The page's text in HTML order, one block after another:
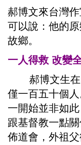
郝博文來台灣
可以說：他的
故鄉。
一人得救 改變
郝博文生在
僅一百五十個
一開始並非如
跟基督教一點
佈道會，外祖